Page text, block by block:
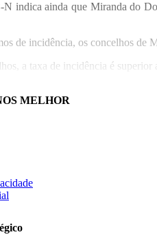
indica ainda que Miranda do
de incidência, os concelhos de
a taxa de incidência é superior
MELHOR